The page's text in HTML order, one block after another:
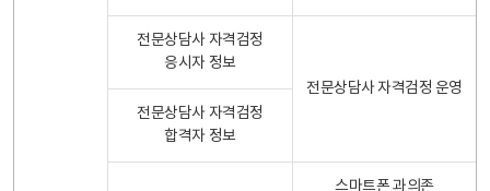
전문상담사 자격검정
응시자 정보
전문상담사 자격검정 운영
전문상담사 자격검정
합격자 정보
스마트폰 과의존